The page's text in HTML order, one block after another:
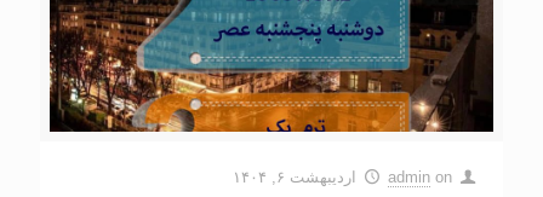
admin on اردیبهشت ۶, ۱۴۰۴